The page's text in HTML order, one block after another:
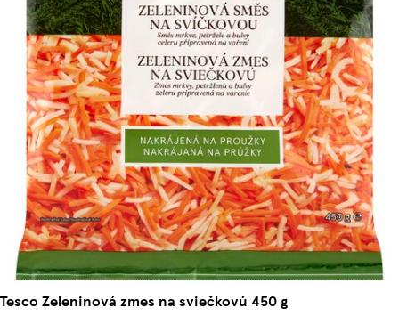
Tesco Zeleninová zmes na sviečkovú 450 g